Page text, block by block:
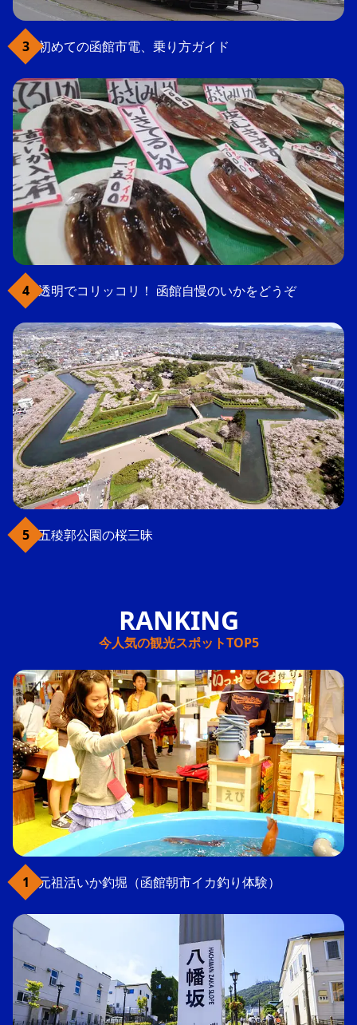
初めての函館市電、乗り方ガイド
透明でコリッコリ！ 函館自慢のいかをどうぞ
五稜郭公園の桜三昧
今人気の観光スポットTOP5
元祖活いか釣堀（函館朝市イカ釣り体験）